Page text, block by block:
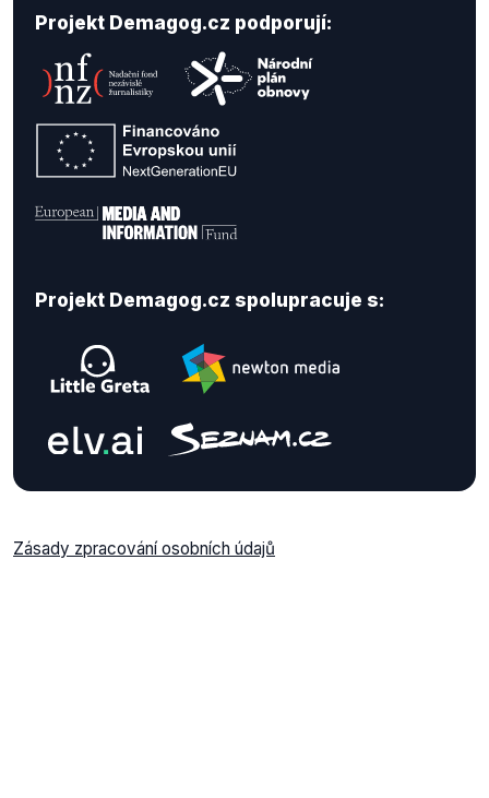
Projekt Demagog.cz podporují:
Projekt Demagog.cz spolupracuje s:
Zásady zpracování osobních údajů